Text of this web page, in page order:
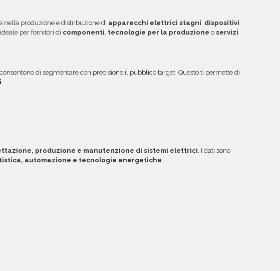
nella produzione e distribuzione di apparecchi elettrici stagni dispositivi
ideale per fornitori di componenti tecnologie per la produzione o servizi
di segmentare con precisione il pubblico target. Questo ti permette di
.
produzione e manutenzione di sistemi elettrici . I dati sono
automazione e tecnologie energetiche